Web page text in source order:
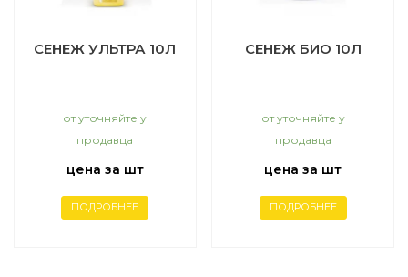
СЕНЕЖ УЛЬТРА 10Л
от уточняйте у
продавца
цена за шт
ПОДРОБНЕЕ
СЕНЕЖ БИО 10Л
от уточняйте у
продавца
цена за шт
ПОДРОБНЕЕ